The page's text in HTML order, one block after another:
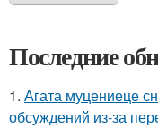
Последние
1. Агата муцениеце
обсуждений из-за